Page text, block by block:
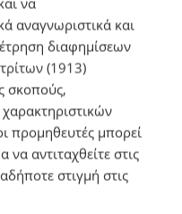
αναγνωριστικά και
διαφημίσεων
(1913)
σκοπούς,
προμηθευτές μπορεί
αντιταχθείτε στις
στιγμή στις